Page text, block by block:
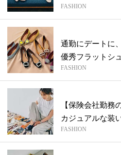
タイ...
FASHION
通勤にデートに
優秀フラットシ
FASHION
【保険会社勤務
カジュアルな装
めな...
FASHION